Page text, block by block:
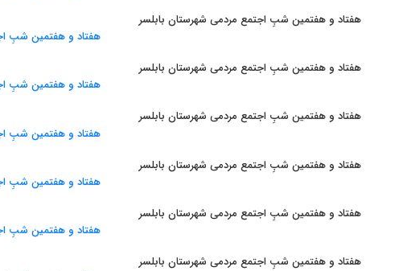
هفتاد و هفتمین شبِ اجتمع مردمی شهرستان بابلسر
هفتاد و هفتمین شبِ اجتمع مردمی شهرستان بابلسر
هفتاد و هفتمین شبِ اجتمع مردمی شهرستان بابلسر
هفتاد و هفتمین شبِ اجتمع مردمی شهرستان بابلسر
هفتاد و هفتمین شبِ اجتمع مردمی شهرستان بابلسر
هفتاد و هفتمین شبِ اجتمع مردمی شهرستان بابلسر